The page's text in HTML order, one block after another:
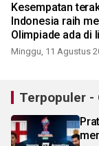
Kesempatan
Indonesia raih
Olimpiade ada di
siapa dia ?
Minggu, 11 Agustus
Terpopuler -